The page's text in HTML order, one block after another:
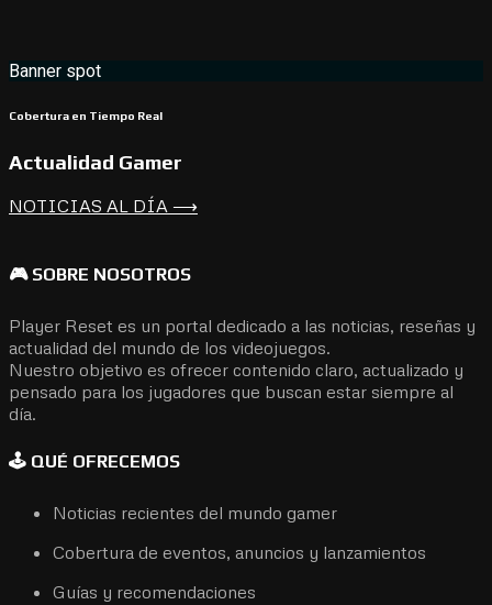
Banner spot
Cobertura en Tiempo Real
Actualidad Gamer
NOTICIAS AL DÍA ⟶
🎮 SOBRE NOSOTROS
Player Reset es un portal dedicado a las noticias, reseñas y
actualidad del mundo de los videojuegos.
Nuestro objetivo es ofrecer contenido claro, actualizado y
pensado para los jugadores que buscan estar siempre al
día.
🕹️ QUÉ OFRECEMOS
Noticias recientes del mundo gamer
Cobertura de eventos, anuncios y lanzamientos
Guías y recomendaciones